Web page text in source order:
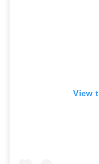
View